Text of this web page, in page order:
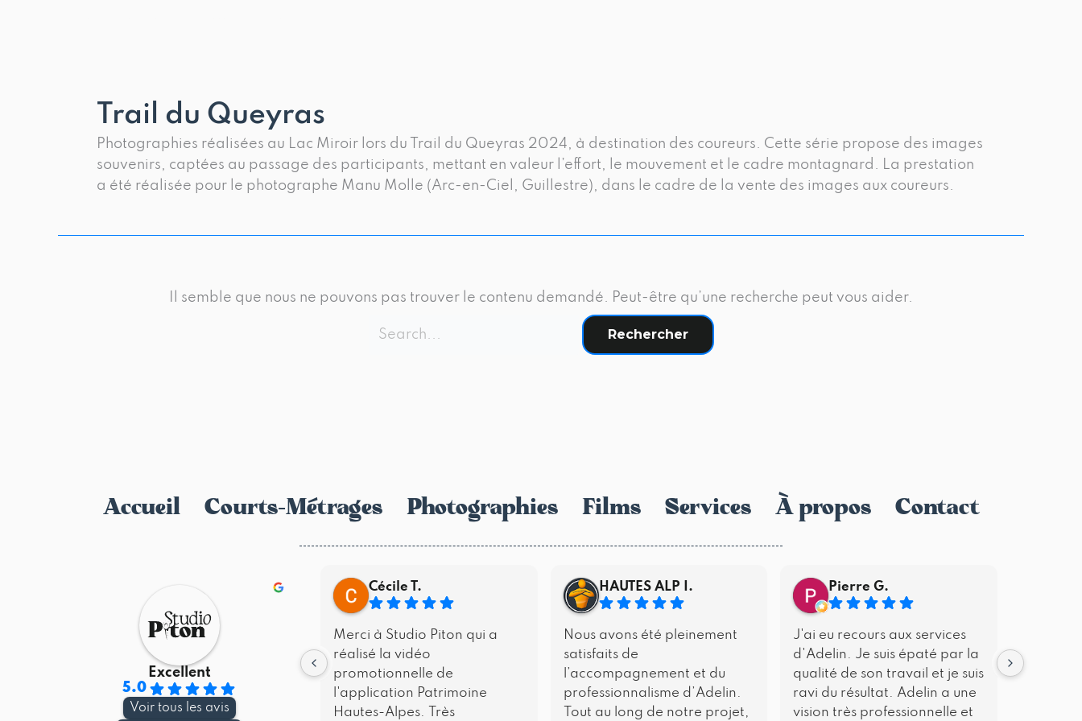
Trail du Queyras
Photographies réalisées au Lac Miroir lors du Trail du Queyras 2024, à destination des coureurs. Cette série propose des images
souvenirs, captées au passage des participants, mettant en valeur l’effort, le mouvement et le cadre montagnard. La prestation
a été réalisée pour le photographe Manu Molle (Arc-en-Ciel, Guillestre), dans le cadre de la vente des images aux coureurs.
Il semble que nous ne pouvons pas trouver le contenu demandé. Peut-être qu’une recherche peut vous aider.
Accueil Courts-Métrages Photographies Films Services À propos Contact
Excellent
5.0
Voir tous les avis
Cécile T.
Merci à Studio Piton qui a
réalisé la vidéo
promotionnelle de
l'application Patrimoine
Hautes-Alpes. Très
HAUTES ALP I.
Nous avons été pleinement
satisfaits de
l’accompagnement et du
professionnalisme d’Adelin.
Tout au long de notre projet,
Pierre G.
J'ai eu recours aux services
d'Adelin. Je suis épaté par la
qualité de son travail et je suis
ravi du résultat. Adelin a une
vision très professionnelle et